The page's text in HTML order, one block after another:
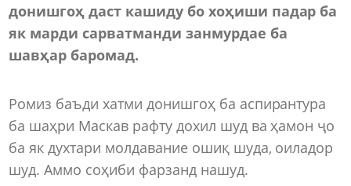
донишгоҳ даст кашиду бо хоҳиши падар ба
як марди сарватманди занмурдае ба
шавҳар баромад.
Ромиз баъди хатми донишгоҳ ба аспирантура
ба шаҳри Маскав рафту дохил шуд ва ҳамон ҷо
ба як духтари молдавание ошиқ шуда, оиладор
шуд. Аммо соҳиби фарзанд нашуд.